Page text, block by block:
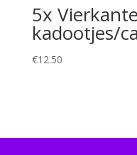
5x
kadootjes/
€12.50